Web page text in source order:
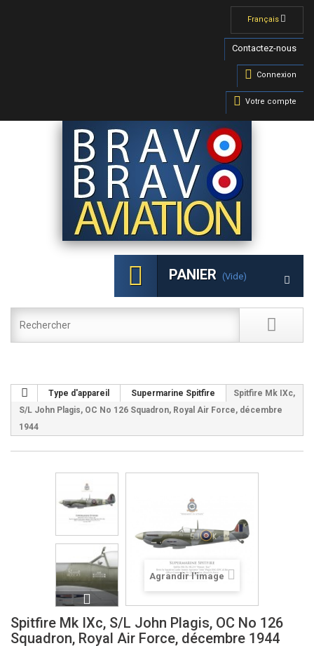
Français
Contactez-nous
Connexion
Votre compte
PANIER (vide)
Type d'appareil Supermarine Spitfire
Spitfire Mk IXc,
S/L John Plagis, OC No 126 Squadron, Royal Air Force, décembre
1944
Agrandir l'image
Spitfire Mk IXc, S/L John Plagis, OC No 126
Squadron, Royal Air Force, décembre 1944